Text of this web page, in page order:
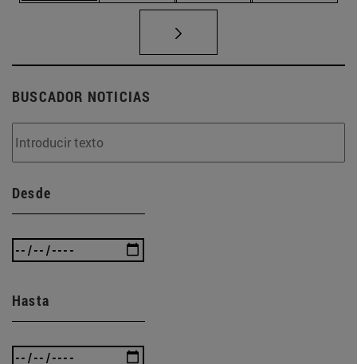
BUSCADOR NOTICIAS
Desde
Hasta